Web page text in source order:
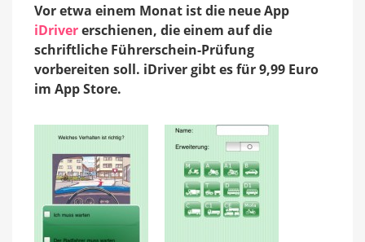
Vor etwa einem Monat ist die neue App
iDrivererschienen, die einem auf die
schriftliche Führerschein-Prüfung
vorbereiten soll. iDriver gibt es für 9,99 Euro
im App Store.